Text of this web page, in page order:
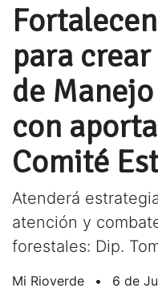
para
de
con
Comité
Atenderá
atención y
forestales: Dip.
Mi Rioverde • 6 de